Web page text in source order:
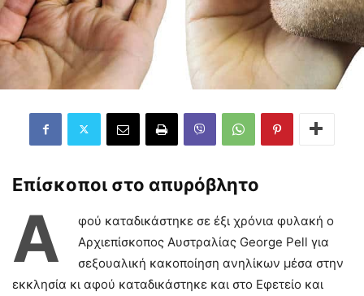
Επίσκοποι στο απυρόβλητο
Α
φού καταδικάστηκε σε έξι χρόνια φυλακή ο
Αρχιεπίσκοπος Αυστραλίας George Pell για
σεξουαλική κακοποίηση ανηλίκων μέσα στην
εκκλησία κι αφού καταδικάστηκε και στο Εφετείο και